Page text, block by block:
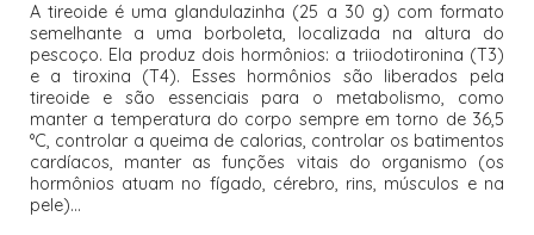
A tireoide é uma glandulazinha (25 a 30 g) com formato
semelhante a uma borboleta, localizada na altura do
pescoço. Ela produz dois hormônios: a triiodotironina (T3)
e a tiroxina (T4). Esses hormônios são liberados pela
tireoide e são essenciais para o metabolismo, como
manter a temperatura do corpo sempre em torno de 36,5
°C, controlar a queima de calorias, controlar os batimentos
cardíacos, manter as funções vitais do organismo (os
hormônios atuam no fígado, cérebro, rins, músculos e na
pele)...